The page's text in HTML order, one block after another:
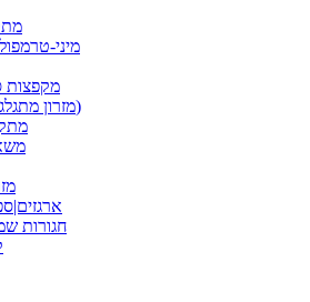
מיני-
מקפצות
Flexi-Roll (מזרון מתגלגל)
חגורות